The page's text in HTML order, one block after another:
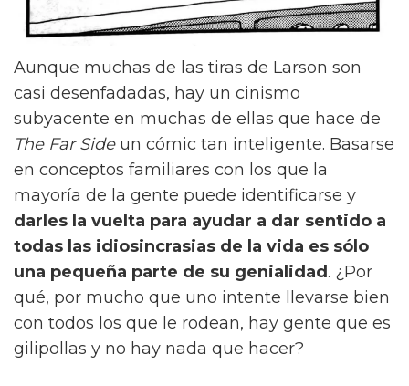
Aunque muchas de las tiras de Larson son
casi desenfadadas, hay un cinismo
subyacente en muchas de ellas que hace de
The Far Sideun cómic tan inteligente. Basarse
en conceptos familiares con los que la
mayoría de la gente puede identificarse y
darles la vuelta para ayudar a dar sentido a
todas las idiosincrasias de la vida es sólo
una pequeña parte de su genialidad. ¿Por
qué, por mucho que uno intente llevarse bien
con todos los que le rodean, hay gente que es
gilipollas y no hay nada que hacer?